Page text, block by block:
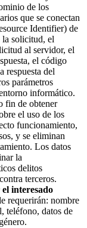
de los
que se conectan
Identifier) de
la solicitud, el
al servidor, el
el código
respuesta del
parámetros
informático.
fin de obtener
el uso de los
funcionamiento,
y se eliminan
Los datos
la
delitos
terceros.
interesado
requerirán: nombre
teléfono, datos de